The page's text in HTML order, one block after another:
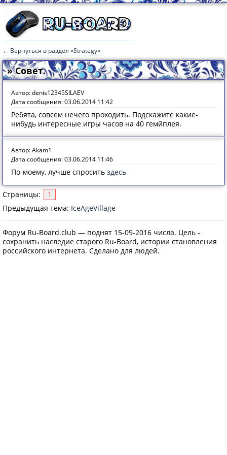
← Вернуться в раздел «Strategy»
» Совет.
Автор: denis12345SILAEV
Дата сообщения: 03.06.2014 11:42
Ребята, совсем нечего проходить. Подскажите какие-
нибудь интересные игры часов на 40 гемйплея.
Автор: Akam1
Дата сообщения: 03.06.2014 11:46
По-моему, лучше спросить здесь
Страницы:
1
Предыдущая тема: IceAgeVillage
Форум Ru-Board.club — поднят 15-09-2016 числа. Цель -
сохранить наследие старого Ru-Board, истории становления
российского интернета. Сделано для людей.